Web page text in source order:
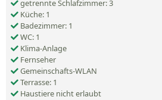
getrennte Schlafzimmer: 3
Küche: 1
Badezimmer: 1
WC: 1
Klima-Anlage
Fernseher
Gemeinschafts-WLAN
Terrasse: 1
Haustiere nicht erlaubt